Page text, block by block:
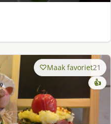
Maak favoriet21
👍